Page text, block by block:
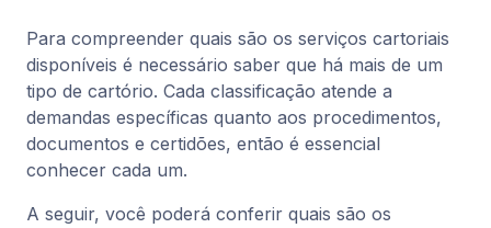
Para compreender quais são os serviços cartoriais
disponíveis é necessário saber que há mais de um
tipo de cartório. Cada classificação atende a
demandas específicas quanto aos procedimentos,
documentos e certidões, então é essencial
conhecer cada um.
A seguir, você poderá conferir quais são os